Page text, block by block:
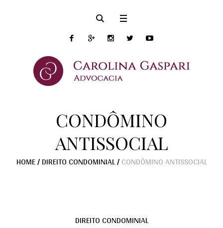
CONDÔMINO
ANTISSOCIAL
HOME/DIREITO CONDOMINIAL/CONDÔMINO ANTISSOCIAL
DIREITO CONDOMINIAL